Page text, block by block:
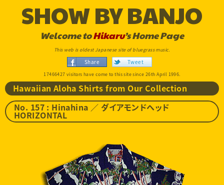
SHOW BY BANJO
Welcome toHikaru’s Home Page
This web is oldest Japanese site of bluegrass music.
Share Tweet
17466427 visitors have come to this site since 26th April 1996.
Hawaiian Aloha Shirts from Our Collection
No. 157 : Hinahina ／ ダイアモンドヘッド
HORIZONTAL